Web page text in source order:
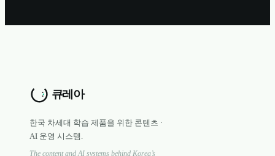
한국 차세대 학습 제품을 위한 콘텐츠 ·
AI 운영 시스템.
The content and AI systems behind Korea’s